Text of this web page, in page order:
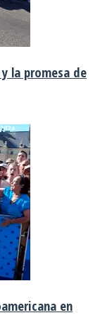
la promesa de
en